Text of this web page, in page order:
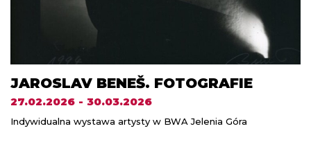
JAROSLAV BENEŠ. FOTOGRAFIE
27.02.2026 - 30.03.2026
Indywidualna wystawa artysty w BWA Jelenia Góra